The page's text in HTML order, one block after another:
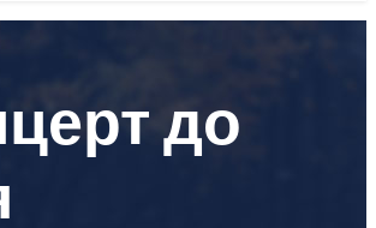
до